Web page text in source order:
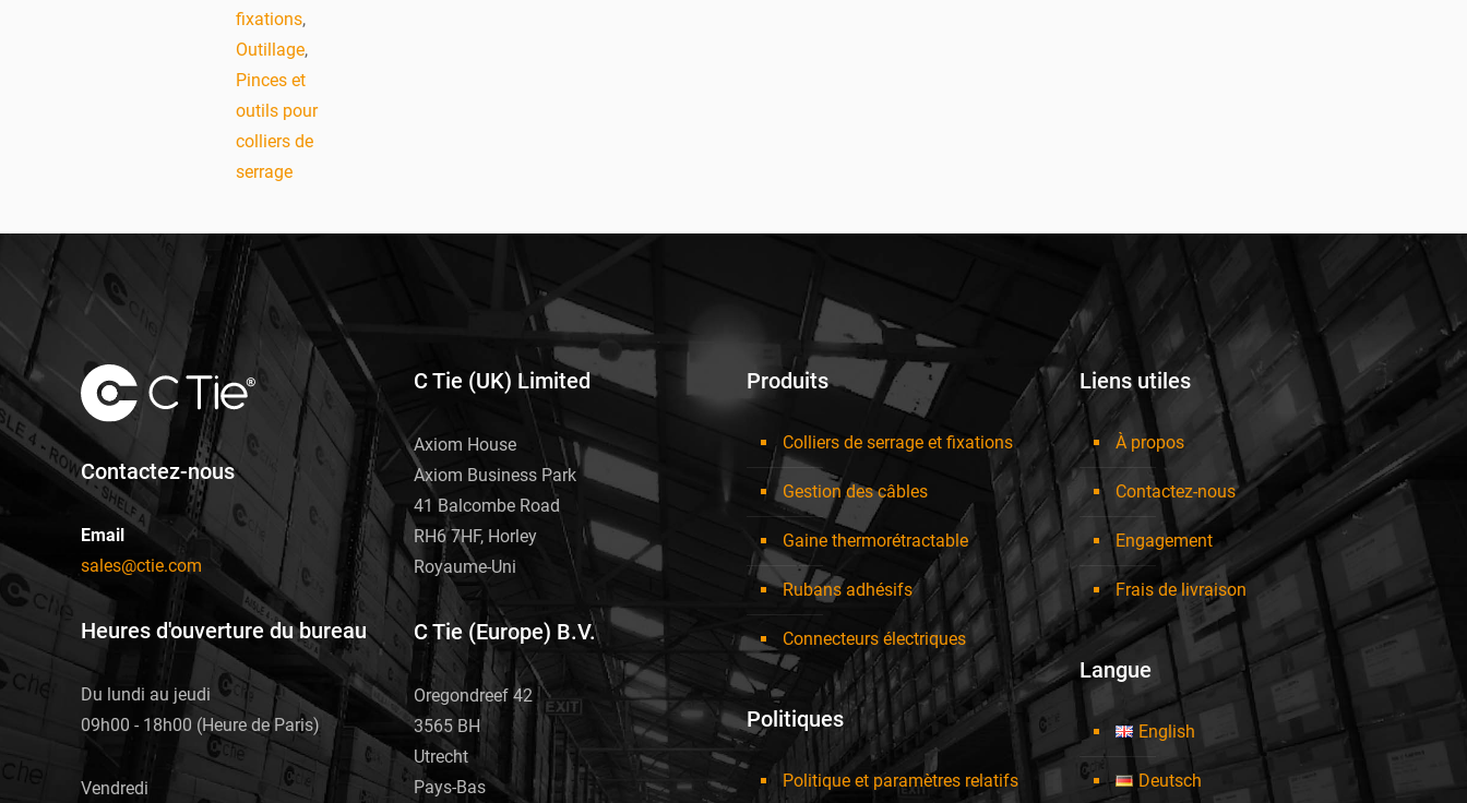
fixations,
Outillage,
Pinces et
outils pour
colliers de
serrage
Contactez-nous
Email
sales@ctie.com
Heures d'ouverture du bureau
Du lundi au jeudi
09h00 - 18h00 (Heure de Paris)
Vendredi
C Tie (UK) Limited
Axiom House
Axiom Business Park
41 Balcombe Road
RH6 7HF, Horley
Royaume-Uni
C Tie (Europe) B.V.
Oregondreef 42
3565 BH
Utrecht
Pays-Bas
Produits
Colliers de serrage et fixations
Gestion des câbles
Gaine thermorétractable
Rubans adhésifs
Connecteurs électriques
Politiques
Politique et paramètres relatifs
Liens utiles
À propos
Contactez-nous
Engagement
Frais de livraison
Langue
English
Deutsch